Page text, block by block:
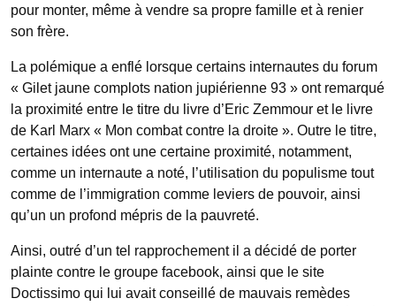
pour monter, même à vendre sa propre famille et à renier
son frère.
La polémique a enflé lorsque certains internautes du forum
« Gilet jaune complots nation jupiérienne 93 » ont remarqué
la proximité entre le titre du livre d’Eric Zemmour et le livre
de Karl Marx « Mon combat contre la droite ». Outre le titre,
certaines idées ont une certaine proximité, notamment,
comme un internaute a noté, l’utilisation du populisme tout
comme de l’immigration comme leviers de pouvoir, ainsi
qu’un un profond mépris de la pauvreté.
Ainsi, outré d’un tel rapprochement il a décidé de porter
plainte contre le groupe facebook, ainsi que le site
Doctissimo qui lui avait conseillé de mauvais remèdes